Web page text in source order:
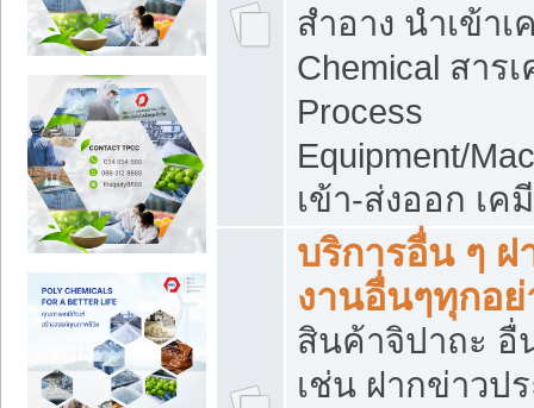
สำอาง นำเข้
Chemical สาร
Process
Equipment/
เข้า-ส่งออก เ
บริการอื่น ๆ
งานอื่นๆทุกอ
สินค้าจิปาถะ อื่
เช่น ฝากข่าวป